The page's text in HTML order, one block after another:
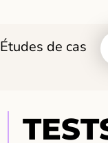
Études de cas